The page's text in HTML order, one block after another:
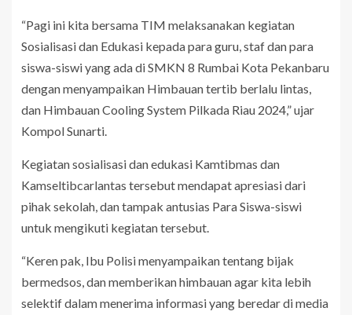
“Pagi ini kita bersama TIM melaksanakan kegiatan
Sosialisasi dan Edukasi kepada para guru, staf dan para
siswa-siswi yang ada di SMKN 8 Rumbai Kota Pekanbaru
dengan menyampaikan Himbauan tertib berlalu lintas,
dan Himbauan Cooling System Pilkada Riau 2024,” ujar
Kompol Sunarti.
Kegiatan sosialisasi dan edukasi Kamtibmas dan
Kamseltibcarlantas tersebut mendapat apresiasi dari
pihak sekolah, dan tampak antusias Para Siswa-siswi
untuk mengikuti kegiatan tersebut.
“Keren pak, Ibu Polisi menyampaikan tentang bijak
bermedsos, dan memberikan himbauan agar kita lebih
selektif dalam menerima informasi yang beredar di media